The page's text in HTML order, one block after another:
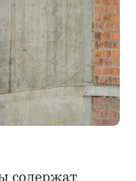
содержат